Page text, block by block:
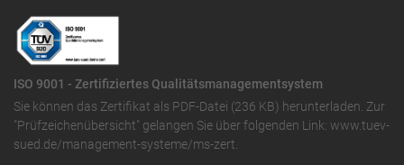
ISO 9001 - Zertifiziertes Qualitätsmanagementsystem
Sie können das Zertifikat als PDF-Datei (236 KB) herunterladen. Zur
"Prüfzeichenübersicht" gelangen Sie über folgenden Link: www.tuev-
sued.de/management-systeme/ms-zert